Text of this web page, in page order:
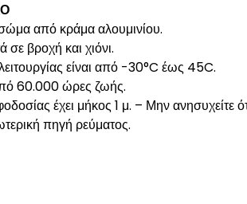
από κράμα αλουμινίου.
σε βροχή και χιόνι.
είναι από -30°C έως 45C.
60.000 ώρες ζωής.
έχει μήκος 1 μ. – Μην ανησυχείτε
πηγή ρεύματος.